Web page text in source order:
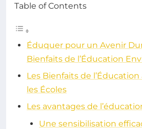
Table of Contents
Éduquer pour un Avenir
Bienfaits de l’Éducation
Les Bienfaits de l’Éducation
les Écoles
Les avantages de
Une sensibilisation